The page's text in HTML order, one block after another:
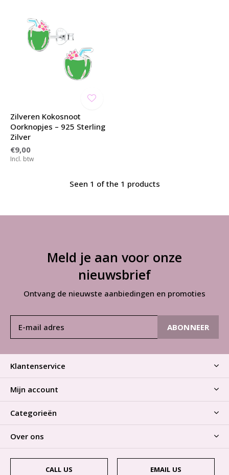
Zilveren Kokosnoot
Oorknopjes – 925 Sterling
Zilver
€9,00
Incl. btw
Seen 1 of the 1 products
Meld je aan voor onze
nieuwsbrief
Ontvang de nieuwste aanbiedingen en promoties
ABONNEER
Klantenservice
Mijn account
Categorieën
Over ons
CALL US EMAIL US